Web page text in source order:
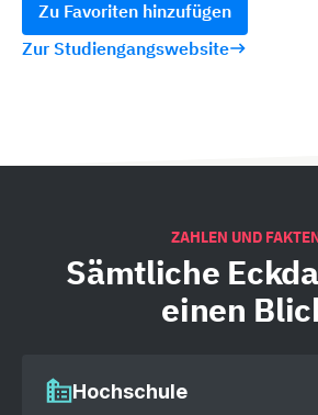
Zu Favoriten hinzufügen
Zur Studiengangswebsite
ZAHLEN UND
Sämtliche
einen
Hochschule